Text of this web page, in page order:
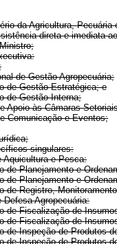
da Agricultura,
direta e imediata
de Gestão Agropecuária;
de Gestão Estratégica; e
de Gestão Interna;
Apoio às Câmaras
Comunicação e Eventos;
singulares:
Aquicultura e Pesca:
de Planejamento e
de Planejamento e
de Registro,
Defesa Agropecuária:
de Fiscalização de
de Fiscalização de
de Inspeção de Produtos
de Inspeção de Produtos